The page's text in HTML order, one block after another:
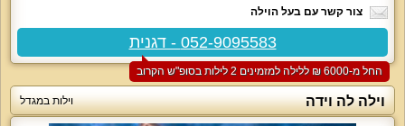
צור קשר עם בעל הוילה
052-9095583 - דגנית
החל מ-‏6000 ₪ ללילה למזמינים 2 לילות בסופ"ש הקרוב
וילה לה וידה וילות במגדל